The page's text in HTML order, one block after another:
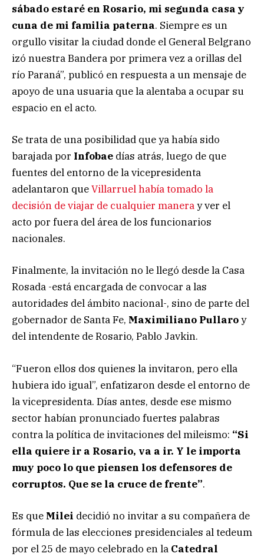
sábado estaré en Rosario, mi segunda casa y
cuna de mi familia paterna. Siempre es un
orgullo visitar la ciudad donde el General Belgrano
izó nuestra Bandera por primera vez a orillas del
río Paraná”, publicó en respuesta a un mensaje de
apoyo de una usuaria que la alentaba a ocupar su
espacio en el acto.
Se trata de una posibilidad que ya había sido
barajada por Infobae días atrás, luego de que
fuentes del entorno de la vicepresidenta
adelantaron queVillarruel había tomado la
decisión de viajar de cualquier maneray ver el
acto por fuera del área de los funcionarios
nacionales.
Finalmente, la invitación no le llegó desde la Casa
Rosada -está encargada de convocar a las
autoridades del ámbito nacional-, sino de parte del
gobernador de Santa Fe, Maximiliano Pullaroy
del intendente de Rosario, Pablo Javkin.
“Fueron ellos dos quienes la invitaron, pero ella
hubiera ido igual”, enfatizaron desde el entorno de
la vicepresidenta. Días antes, desde ese mismo
sector habían pronunciado fuertes palabras
contra la política de invitaciones del mileismo: “Si
ella quiere ir a Rosario, va a ir. Y le importa
muy poco lo que piensen los defensores de
corruptos. Que se la cruce de frente”.
Es que Milei decidió no invitar a su compañera de
fórmula de las elecciones presidenciales al tedeum
por el 25 de mayo celebrado en la Catedral